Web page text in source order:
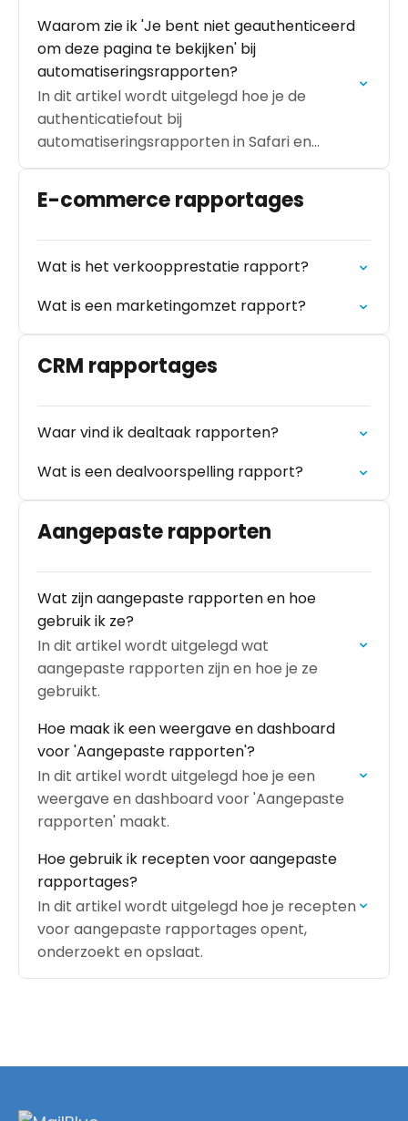
Waarom zie ik 'Je bent niet geauthenticeerd
om deze pagina te bekijken' bij
automatiseringsrapporten?
In dit artikel wordt uitgelegd hoe je de
authenticatiefout bij
automatiseringsrapporten in Safari en
Chrome oplost.
E-commerce rapportages
Wat is het verkoopprestatie rapport?
Wat is een marketingomzet rapport?
CRM rapportages
Waar vind ik dealtaak rapporten?
Wat is een dealvoorspelling rapport?
Aangepaste rapporten
Wat zijn aangepaste rapporten en hoe
gebruik ik ze?
In dit artikel wordt uitgelegd wat
aangepaste rapporten zijn en hoe je ze
gebruikt.
Hoe maak ik een weergave en dashboard
voor 'Aangepaste rapporten'?
In dit artikel wordt uitgelegd hoe je een
weergave en dashboard voor 'Aangepaste
rapporten' maakt.
Hoe gebruik ik recepten voor aangepaste
rapportages?
In dit artikel wordt uitgelegd hoe je recepten
voor aangepaste rapportages opent,
onderzoekt en opslaat.